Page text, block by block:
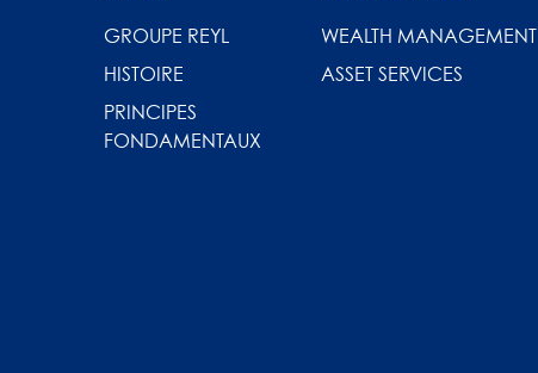
GROUPE REYL
HISTOIRE
PRINCIPES
FONDAMENTAUX
WEALTH MANAGEMENT
ASSET SERVICES